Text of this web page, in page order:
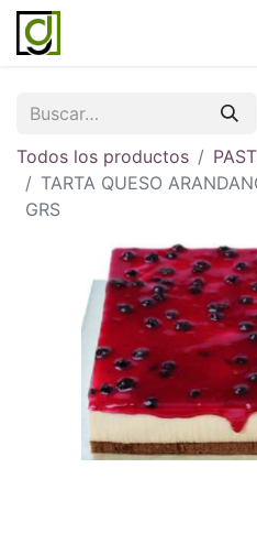
Todos los productos
TARTA QUESO
GRS